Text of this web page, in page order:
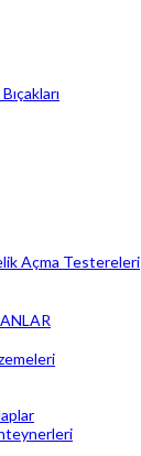
Açma Testereleri